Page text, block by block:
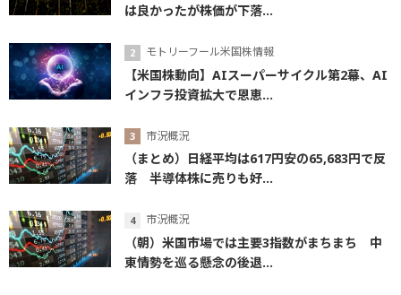
は良かったが株価が下落...
モトリーフール米国株情報
【米国株動向】AIスーパーサイクル第2幕、AI
インフラ投資拡大で恩恵...
市況概況
（まとめ）日経平均は617円安の65,683円で反
落 半導体株に売りも好...
市況概況
（朝）米国市場では主要3指数がまちまち 中
東情勢を巡る懸念の後退...